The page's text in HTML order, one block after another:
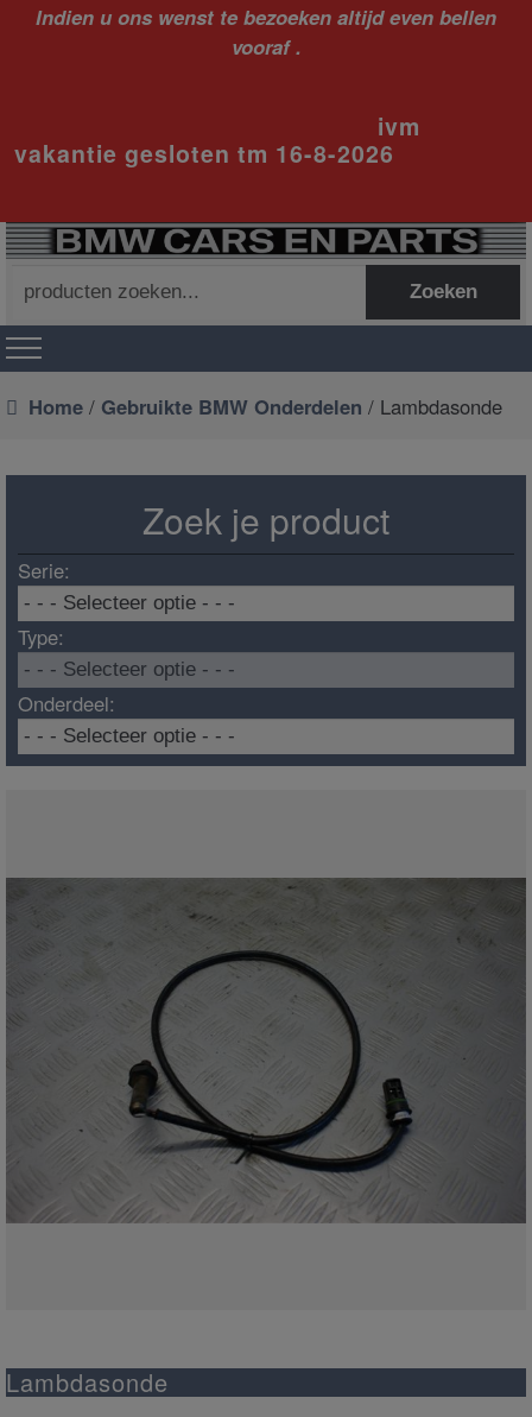
Indien u ons wenst te bezoeken altijd even bellen
vooraf .
ivm
vakantie gesloten tm 16-8-2026
naar:
Zoeken
Home / Gebruikte BMW Onderdelen / Lambdasonde
Zoek je product
Serie:
Type:
Onderdeel:
Lambdasonde